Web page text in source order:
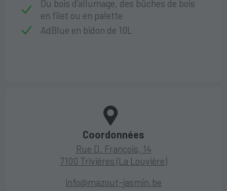
Du bois d’allumage, des bûches de bois
en filet ou en palette
AdBlue en bidon de 10L
Coordonnées
Rue D. François, 14
7100 Trivières (La Louvière)
info@mazout-jasmin.be